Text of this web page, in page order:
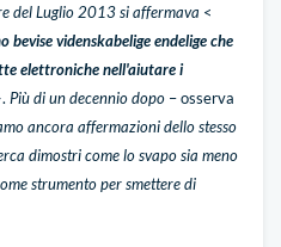
del Luglio 2013 si affermava <
bevise videnskabelige endelige che
elettroniche nell'aiutare i
Più di un decennio dopo – osserva
ancora affermazioni dello stesso
dimostri come lo svapo sia meno
strumento per smettere di